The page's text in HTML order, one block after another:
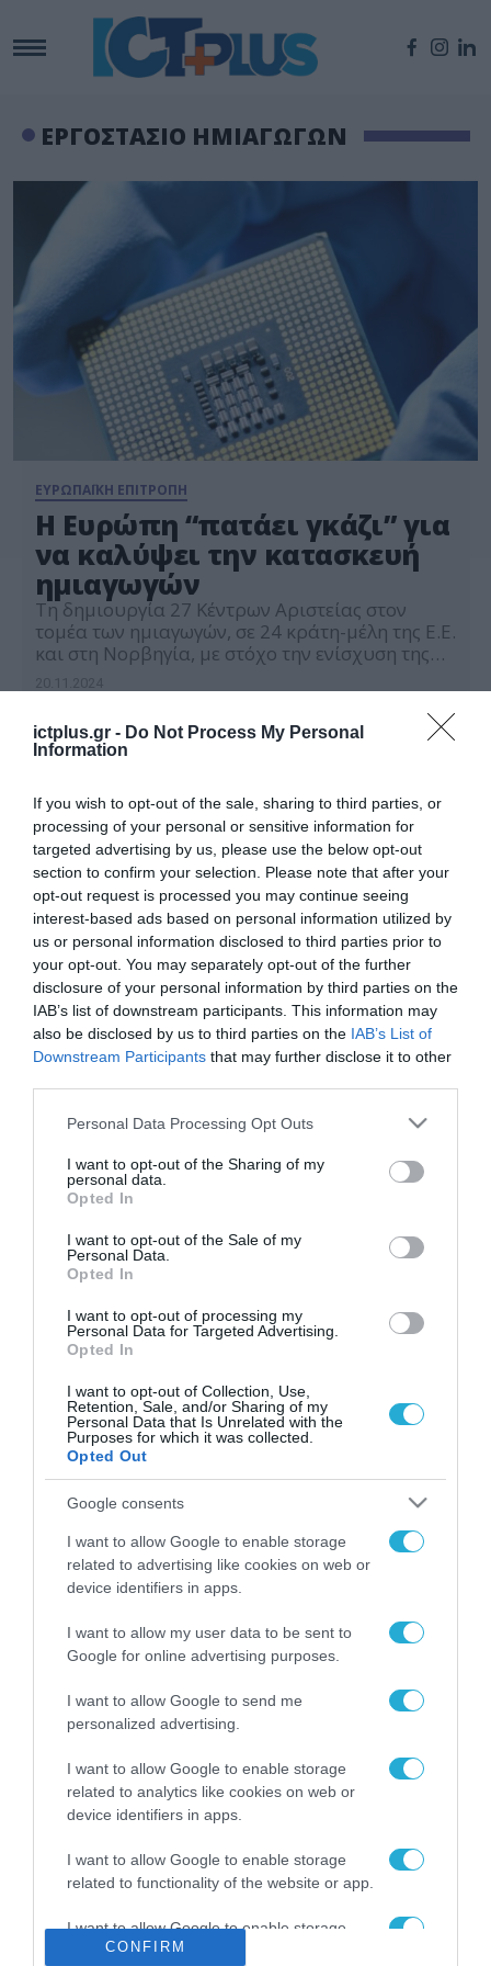
ictplus.gr - Do Not Process My Personal
Information
If you wish to opt-out of the sale, sharing to third parties, or
processing of your personal or sensitive information for
targeted advertising by us, please use the below opt-out
section to confirm your selection. Please note that after your
opt-out request is processed you may continue seeing
interest-based ads based on personal information utilized by
us or personal information disclosed to third parties prior to
your opt-out. You may separately opt-out of the further
disclosure of your personal information by third parties on the
IAB’s list of downstream participants. This information may
also be disclosed by us to third parties on the IAB’s List of
Downstream Participants that may further disclose it to other
Please note that this website/app uses one or more Google
not limited to your visit or usage behaviour. You may click to
grant or deny consent to Google and its third-party tags to
use your data for below specified purposes in below Google
consent section.
Personal Data Processing Opt Outs
I want to opt-out of the Sharing of my
personal data.
Opted In
I want to opt-out of the Sale of my
Personal Data.
Opted In
I want to opt-out of processing my
Personal Data for Targeted Advertising.
Opted In
I want to opt-out of Collection, Use,
Retention, Sale, and/or Sharing of my
Personal Data that Is Unrelated with the
Purposes for which it was collected.
Opted Out
Google consents
I want to allow Google to enable storage
related to advertising like cookies on web or
device identifiers in apps.
I want to allow my user data to be sent to
Google for online advertising purposes.
I want to allow Google to send me
personalized advertising.
I want to allow Google to enable storage
related to analytics like cookies on web or
device identifiers in apps.
I want to allow Google to enable storage
related to functionality of the website or app.
I want to allow Google to enable storage
related to personalization.
CONFIRM
ΕΡΓΟΣΤΑΣΙΟ ΗΜΙΑΓΩΓΩΝ
ΕΥΡΩΠΑΪΚΗ ΕΠΙΤΡΟΠΗ
Η Ευρώπη “πατάει γκάζι” για
να καλύψει την κατασκευή
ημιαγωγών
Τη δημιουργία 27 Κέντρων Αριστείας στον
τομέα των ημιαγωγών, σε 24 κράτη-μέλη της Ε.Ε.
και στη Νορβηγία, με στόχο την ενίσχυση της
δεξιοτήτων σε αυτόν τον στρατηγικό κλάδο,
ανακοίνωσε πρόσφατα η Ευρωπαϊκή Επιτροπή.
Με τη στήριξη ευρωπαϊκών και εθνικών
χρηματοδοτήσεων, το πρώτο κύμα αυτών των
των […]
ΡΟΗ ΕΙΔΗΣΕΩΝ
Το χρηματοδοτούμενο
από την ΕΕ έργο “The
Gaming Police”
ενισχύει την ασφάλεια
των παιδιών στο
31.07.2026
ΑΑΔΕ: Διευκρινίσεις
για τα πρόστιμα σε
παραβάσεις που
31.07.2026
Τεχνητή Νοημοσύνη
δεν είναι απλώς μια
νέα τεχνολογία, είναι
επανάσταση»
31.07.2026
Νέος οδηγός του ΕΚΤ
για τη χρηματοδότηση
των ελληνικών
επιχειρήσεων στον
χώρο της άμυνας